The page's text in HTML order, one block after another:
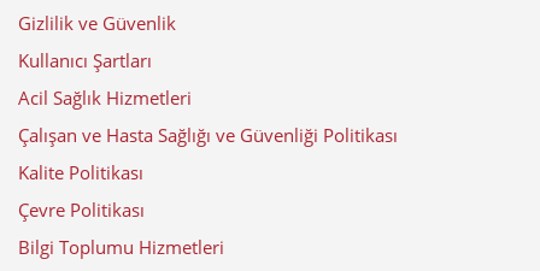
Gizlilik ve Güvenlik
Kullanıcı Şartları
Acil Sağlık Hizmetleri
Çalışan ve Hasta Sağlığı ve Güvenliği Politikası
Kalite Politikası
Çevre Politikası
Bilgi Toplumu Hizmetleri